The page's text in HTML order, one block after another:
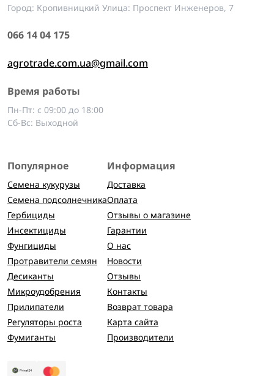
Город: Кропивницкий Улица: Проспект Инженеров, 7
066 14 04 175
agrotrade.com.ua@gmail.com
Время работы
Пн-Пт: с 09:00 до 18:00
Сб-Вс: Выходной
Популярное
Семена кукурузы
Семена подсолнечника
Гербициды
Инсектициды
Фунгициды
Протравители семян
Десиканты
Микроудобрения
Прилипатели
Регуляторы роста
Фумиганты
Информация
Доставка
Оплата
Отзывы о магазине
Гарантии
О нас
Новости
Отзывы
Контакты
Возврат товара
Карта сайта
Производители